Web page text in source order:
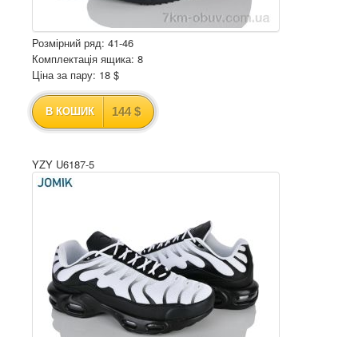
Розмірний ряд: 41-46
Комплектація ящика: 8
Ціна за пару: 18 $
В КОШИК 144 $
YZY U6187-5